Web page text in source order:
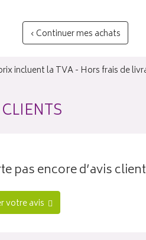
‹ Continuer mes achats
incluent la TVA - Hors frais de
pas encore d’avis
votre avis